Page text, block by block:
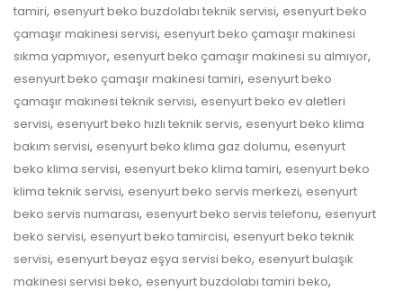
tamiri, esenyurt beko buzdolabı teknik servisi, esenyurt beko
çamaşır makinesi servisi, esenyurt beko çamaşır makinesi
sıkma yapmıyor, esenyurt beko çamaşır makinesi su almıyor,
esenyurt beko çamaşır makinesi tamiri, esenyurt beko
çamaşır makinesi teknik servisi, esenyurt beko ev aletleri
servisi, esenyurt beko hızlı teknik servis, esenyurt beko klima
bakım servisi, esenyurt beko klima gaz dolumu, esenyurt
beko klima servisi, esenyurt beko klima tamiri, esenyurt beko
klima teknik servisi, esenyurt beko servis merkezi, esenyurt
beko servis numarası, esenyurt beko servis telefonu, esenyurt
beko servisi, esenyurt beko tamircisi, esenyurt beko teknik
servisi, esenyurt beyaz eşya servisi beko, esenyurt bulaşık
makinesi servisi beko, esenyurt buzdolabı tamiri beko,